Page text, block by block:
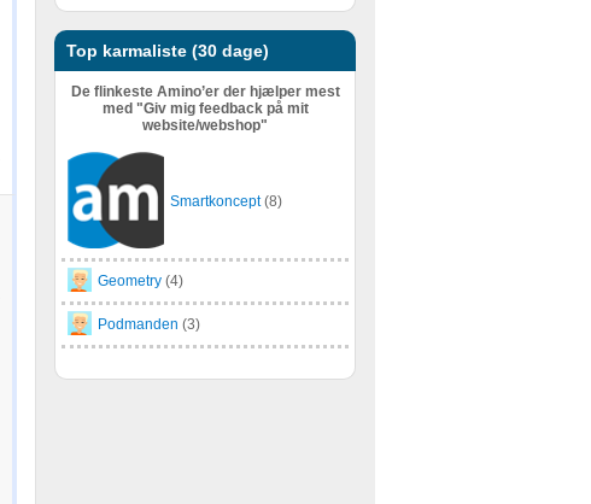
meget kr...
Top karmaliste (30 dage)
De flinkeste Amino’er der hjælper mest
med "Giv mig feedback på mit
website/webshop"
Smartkoncept (8)
Geometry (4)
Podmanden (3)